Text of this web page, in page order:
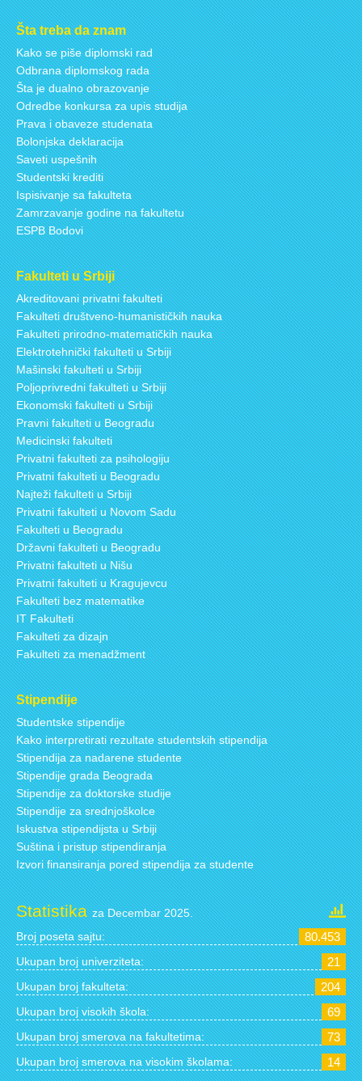
Šta treba da znam
Kako se piše diplomski rad
Odbrana diplomskog rada
Šta je dualno obrazovanje
Odredbe konkursa za upis studija
Prava i obaveze studenata
Bolonjska deklaracija
Saveti uspešnih
Studentski krediti
Ispisivanje sa fakulteta
Zamrzavanje godine na fakultetu
ESPB Bodovi
Fakulteti u Srbiji
Akreditovani privatni fakulteti
Fakulteti društveno-humanističkih nauka
Fakulteti prirodno-matematičkih nauka
Elektrotehnički fakulteti u Srbiji
Mašinski fakulteti u Srbiji
Poljoprivredni fakulteti u Srbiji
Ekonomski fakulteti u Srbiji
Pravni fakulteti u Beogradu
Medicinski fakulteti
Privatni fakulteti za psihologiju
Privatni fakulteti u Beogradu
Najteži fakulteti u Srbiji
Privatni fakulteti u Novom Sadu
Fakulteti u Beogradu
Državni fakulteti u Beogradu
Privatni fakulteti u Nišu
Privatni fakulteti u Kragujevcu
Fakulteti bez matematike
IT Fakulteti
Fakulteti za dizajn
Fakulteti za menadžment
Stipendije
Studentske stipendije
Kako interpretirati rezultate studentskih stipendija
Stipendija za nadarene studente
Stipendije grada Beograda
Stipendije za doktorske studije
Stipendije za srednjoškolce
Iskustva stipendijsta u Srbiji
Suština i pristup stipendiranja
Izvori finansiranja pored stipendija za studente
Statistikaza Decembar 2025.
Broj poseta sajtu: 80.453
Ukupan broj univerziteta: 21
Ukupan broj fakulteta: 204
Ukupan broj visokih škola: 69
Ukupan broj smerova na fakultetima: 73
Ukupan broj smerova na visokim školama: 14